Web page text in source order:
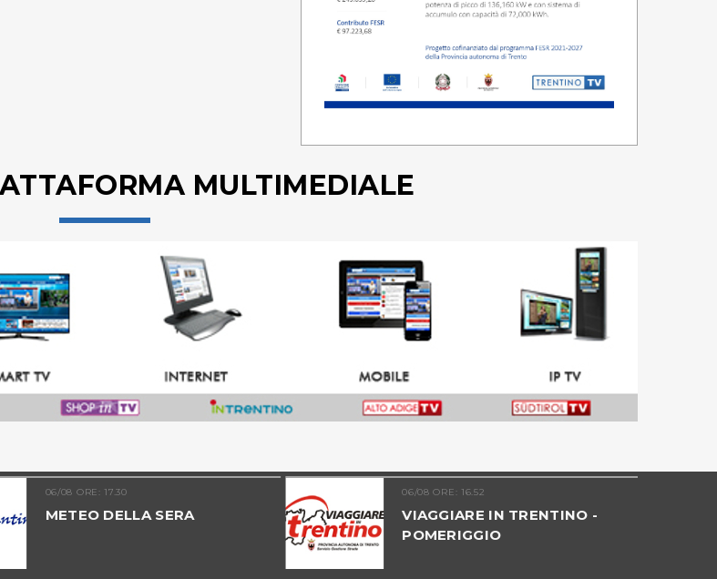
MULTIMEDIALE
06/08 ORE: 17.30
METEO DELLA SERA
06/08 ORE: 16.52
VIAGGIARE IN TRENTINO -
POMERIGGIO